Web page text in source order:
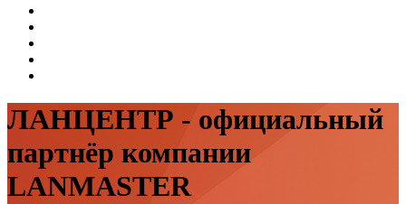
ЛАНЦЕНТР - официальный
партнёр компании
LANMASTER